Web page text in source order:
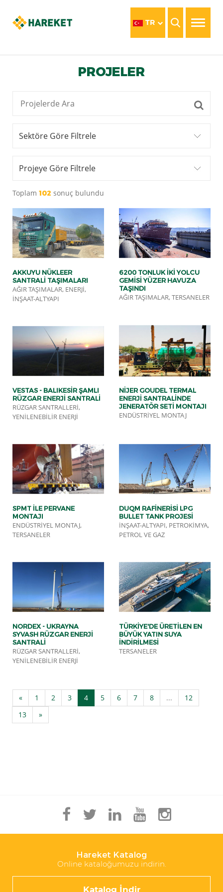
TR
PROJELER
Sektöre Göre Filtrele
Projeye Göre Filtrele
Toplam 102 sonuç bulundu
AKKUYU NÜKLEER
SANTRALİ TAŞIMALARI
AĞIR TAŞIMALAR, ENERJI,
İNŞAAT-ALTYAPI
6200 TONLUK İKI YOLCU
GEMISI YÜZER HAVUZA
TAŞINDI
AĞIR TAŞIMALAR, TERSANELER
VESTAS - BALIKESIR ŞAMLI
RÜZGAR ENERJI SANTRALI
RÜZGAR SANTRALLERI,
YENILENEBILIR ENERJI
NIJER GOUDEL TERMAL
ENERJI SANTRALINDE
JENERATÖR SETI MONTAJI
ENDÜSTRIYEL MONTAJ
SPMT ILE PERVANE
MONTAJI
ENDÜSTRIYEL MONTAJ,
TERSANELER
DUQM RAFINERISI LPG
BULLET TANK PROJESI
İNŞAAT-ALTYAPI, PETROKIMYA,
PETROL VE GAZ
NORDEX - UKRAYNA
SYVASH RÜZGAR ENERJI
SANTRALI
RÜZGAR SANTRALLERI,
YENILENEBILIR ENERJI
TÜRKIYE'DE ÜRETILEN EN
BÜYÜK YATIN SUYA
INDIRILMESI
TERSANELER
« 1 2 3 4 5 6 7 8 ...
12
13
»
Hareket Katalog
Online kataloğumuzu indirin.
Katalog İndir